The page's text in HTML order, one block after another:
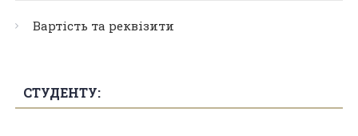
Вартість та реквізити
СТУДЕНТУ: